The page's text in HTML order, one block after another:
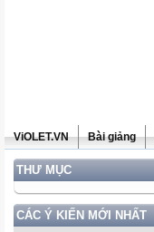
ViOLET.VN Bài giảng
THƯ MỤC
CÁC Ý KIẾN MỚI NHẤT